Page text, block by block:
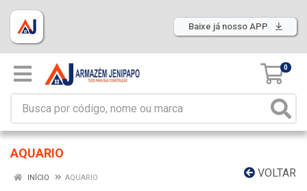
Baixe já nosso APP
0
AQUARIO
VOLTAR
INÍCIO AQUARIO